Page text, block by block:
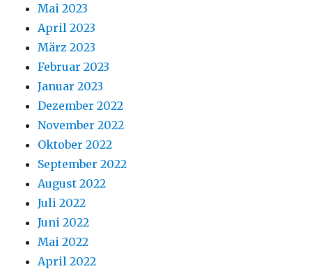
Mai 2023
April 2023
März 2023
Februar 2023
Januar 2023
Dezember 2022
November 2022
Oktober 2022
September 2022
August 2022
Juli 2022
Juni 2022
Mai 2022
April 2022